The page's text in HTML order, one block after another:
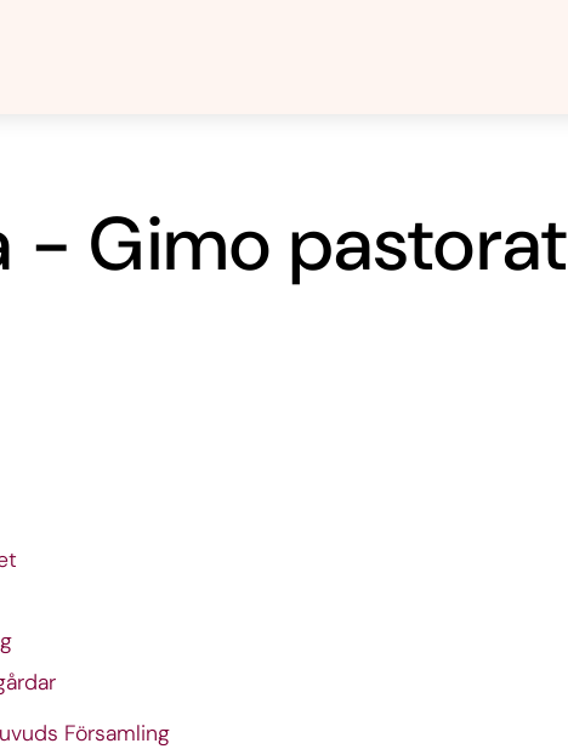
- Gimo pastorat
Församling